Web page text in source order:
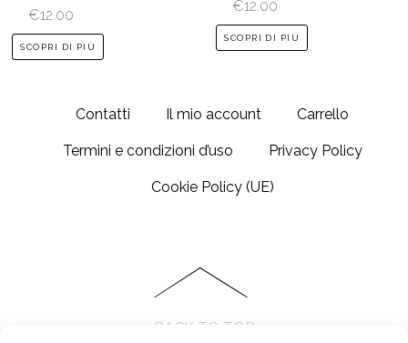
€12.00
SCOPRI DI PIÙ
€12.00
SCOPRI DI PIÙ
Contatti Il mio account Carrello
Termini e condizioni d’uso Privacy Policy
Cookie Policy (UE)
BACK TO TOP